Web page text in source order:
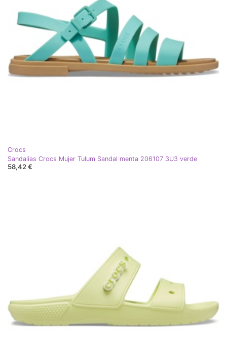
Crocs
Sandalias Crocs Mujer Tulum Sandal menta 206107 3U3 verde
58,42 €